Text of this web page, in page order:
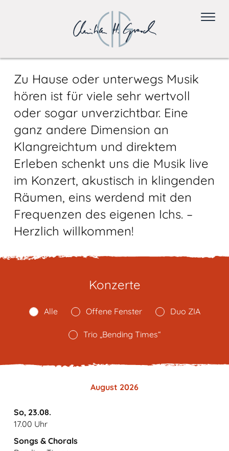
Zu Hause oder unterwegs Musik
hören ist für viele sehr wertvoll
oder sogar unverzichtbar. Eine
ganz andere Dimension an
Klangreichtum und direktem
Erleben schenkt uns die Musik live
im Konzert, akustisch in klingenden
Räumen, eins werdend mit den
Frequenzen des eigenen Ichs. –
Herzlich willkommen!
Konzerte
Alle Offene Fenster Duo ZIA
Trio „Bending Times“
August 2026
So, 23.08.
17.00 Uhr
Songs & Chorals